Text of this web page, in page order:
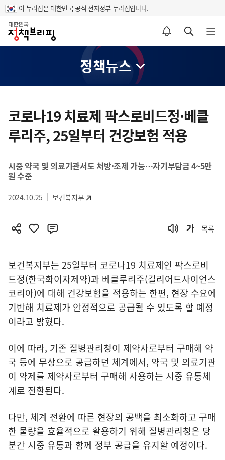
이 누리집은 대한민국 공식 전자정부 누리집입니다.
홈
알림설정 바로가기 검색 바로가기 메뉴 열기
정책뉴스
텐
츠
영
코로나19 치료제 팍스로비드정·베클
루리주, 25일부터 건강보험 적용
시중 약국 및 의료기관서도 처방·조제 가능…자기부담금 4~5만
원 수준
2024.10.25 보건복지부
목록
보건복지부는 25일부터 코로나19 치료제인 팍스로비
드정(한국화이자제약)과 베클루리주(길리어드사이언스
코리아)에 대해 건강보험을 적용하는 한편, 현장 수요에
기반해 치료제가 안정적으로 공급될 수 있도록 할 예정
이라고 밝혔다.
이에 따라, 기존 질병관리청이 제약사로부터 구매해 약
국 등에 무상으로 공급하던 체계에서, 약국 및 의료기관
이 약제를 제약사로부터 구매해 사용하는 시중 유통체
계로 전환된다.
다만, 체계 전환에 따른 현장의 공백을 최소화하고 구매
한 물량을 효율적으로 활용하기 위해 질병관리청은 당
분간 시중 유통과 함께 정부 공급을 유지할 예정이다.